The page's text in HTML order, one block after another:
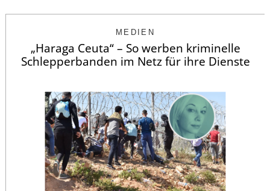
MEDIEN
„Haraga Ceuta“ – So werben kriminelle
Schlepperbanden im Netz für ihre Dienste